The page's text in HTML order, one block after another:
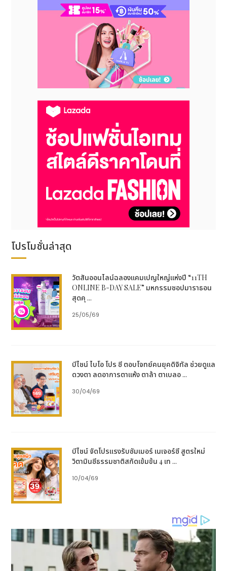
โปรโมชั่นล่าสุด
วัตสันออนไลน์ฉลองแคมเปญใหญ่แห่งปี “11TH
ONLINE B-DAY SALE” มหกรรมชอปมาราธอน
สุดคุ ...
25/05/69
บีไชน์ ไบโอ โปร ซี ตอบโจทย์คนยุคดิจิทัล ช่วยดูแล
ดวงตา ลดอาการตาแห้ง ตาล้า ตาเบลอ ...
30/04/69
บีไชน์ จัดโปรแรงรับซัมเมอร์ เนเจอร์ซี สูตรใหม่
วิตามินซีธรรมชาติสกัดเข้มข้น 4 เท ...
10/04/69